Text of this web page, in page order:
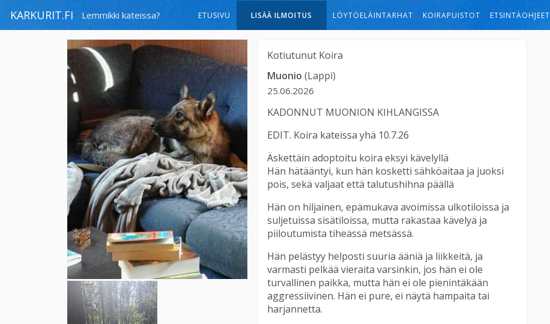
KARKURIT.FI Lemmikki kateissa? ETUSIVU LISÄÄ ILMOITUS LÖYTÖELÄINTARHAT KOIRAPUISTOT ETSINTÄOHJEET
Kotiutunut Koira
Muonio (Lappi)
25.06.2026
KADONNUT MUONION KIHLANGISSA
EDIT. Koira kateissa yhä 10.7.26
Äskettäin adoptoitu koira eksyi kävelyllä
Hän hätääntyi, kun hän kosketti sähköaitaa ja juoksi
pois, sekä valjaat että talutushihna päällä
Hän on hiljainen, epämukava avoimissa ulkotiloissa ja
suljetuissa sisätiloissa, mutta rakastaa kävelyä ja
piiloutumista tiheässä metsässä.
Hän pelästyy helposti suuria ääniä ja liikkeitä, ja
varmasti pelkää vieraita varsinkin, jos hän ei ole
turvallinen paikka, mutta hän ei ole pienintäkään
aggressiivinen. Hän ei pure, ei näytä hampaita tai
harjannetta.